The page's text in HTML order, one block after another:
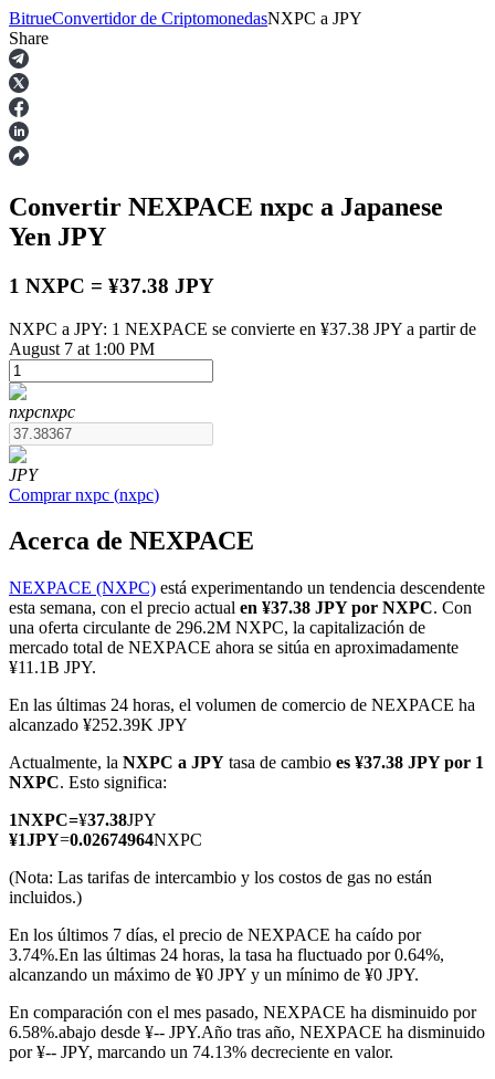
Futuros
Futuros del USDT
Futuros COIN-M
Futuros de criptomonedas
TradFi
primas
Futuros que utilizan USDC como garantía
BitrueConvertidor de CriptomonedasNXPC a JPY
Share
Convertir NEXPACE nxpc a Japanese
Yen JPY
1 NXPC = ¥37.38 JPY
NXPC a JPY: 1 NEXPACE se convierte en ¥37.38 JPY a partir de
August 7 at 1:00 PM
nxpcnxpc
JPY
Comprar nxpc (nxpc)
Acerca de NEXPACE
NEXPACE (NXPC) está experimentando un tendencia descendente
esta semana, con el precio actual en ¥37.38 JPY por NXPC. Con
una oferta circulante de 296.2M NXPC, la capitalización de
mercado total de NEXPACE ahora se sitúa en aproximadamente
¥11.1B JPY.
En las últimas 24 horas, el volumen de comercio de NEXPACE ha
alcanzado ¥252.39K JPY
Actualmente, la NXPC a JPY tasa de cambio es ¥37.38 JPY por 1
NXPC. Esto significa:
1NXPC=¥37.38JPY
¥1JPY=0.02674964NXPC
(Nota: Las tarifas de intercambio y los costos de gas no están
incluidos.)
En los últimos 7 días, el precio de NEXPACE ha caído por
3.74%.En las últimas 24 horas, la tasa ha fluctuado por 0.64%,
alcanzando un máximo de ¥0 JPY y un mínimo de ¥0 JPY.
En comparación con el mes pasado, NEXPACE ha disminuido por
6.58%.abajo desde ¥-- JPY.Año tras año, NEXPACE ha disminuido
por ¥-- JPY, marcando un 74.13% decreciente en valor.